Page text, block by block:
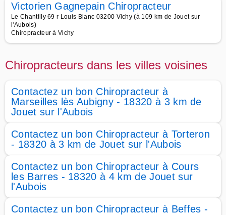
Victorien Gagnepain Chiropracteur
Le Chantilly 69 r Louis Blanc 03200 Vichy (à 109 km de Jouet sur
l'Aubois)
Chiropracteur à Vichy
Chiropracteurs dans les villes voisines
Contactez un bon Chiropracteur à
Marseilles lès Aubigny - 18320 à 3 km de
Jouet sur l'Aubois
Contactez un bon Chiropracteur à Torteron
- 18320 à 3 km de Jouet sur l'Aubois
Contactez un bon Chiropracteur à Cours
les Barres - 18320 à 4 km de Jouet sur
l'Aubois
Contactez un bon Chiropracteur à Beffes -